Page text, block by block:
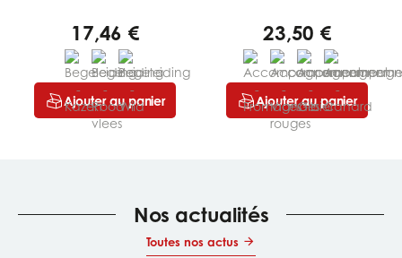
17,46 €
Ajouter au panier
23,50 €
Ajouter au panier
Nos actualités
Toutes nos actus